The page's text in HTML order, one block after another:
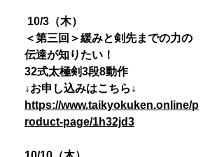
10/3（木）
＜第三回＞緩みと剣先までの力の
伝達が知りたい！
32式太極剣3段8動作
↓お申し込みはこちら↓
https://www.taikyokuken.online/p
roduct-page/1h32jd3